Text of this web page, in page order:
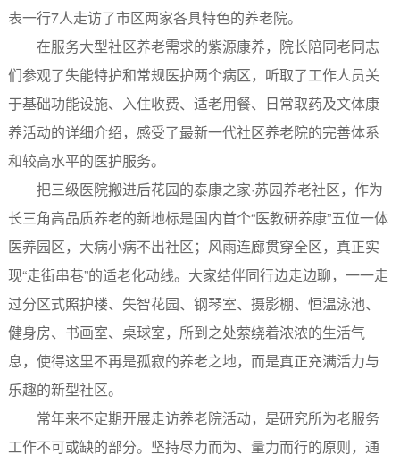
表一行7人走访了市区两家各具特色的养老院。
在服务大型社区养老需求的紫源康养，院长陪同老同志
们参观了失能特护和常规医护两个病区，听取了工作人员关
于基础功能设施、入住收费、适老用餐、日常取药及文体康
养活动的详细介绍，感受了最新一代社区养老院的完善体系
和较高水平的医护服务。
把三级医院搬进后花园的泰康之家·苏园养老社区，作为
长三角高品质养老的新地标是国内首个“医教研养康”五位一体
医养园区，大病小病不出社区；风雨连廊贯穿全区，真正实
现“走街串巷”的适老化动线。大家结伴同行边走边聊，一一走
过分区式照护楼、失智花园、钢琴室、摄影棚、恒温泳池、
健身房、书画室、桌球室，所到之处萦绕着浓浓的生活气
息，使得这里不再是孤寂的养老之地，而是真正充满活力与
乐趣的新型社区。
常年来不定期开展走访养老院活动，是研究所为老服务
工作不可或缺的部分。坚持尽力而为、量力而行的原则，通